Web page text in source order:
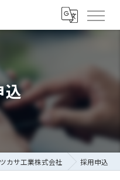
込
カサ工業株式会社 採用申込